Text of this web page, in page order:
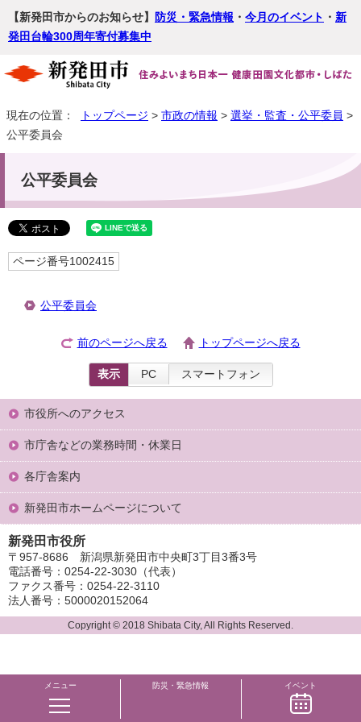
【新発田市からのお知らせ】 防災・緊急情報 ・ 今月のイベント ・ 新
発田台輪300周年寄付募集中
現在の位置： トップページ > 市政の情報 > 選挙・監査・公平委員 >
公平委員会
公平委員会
ページ番号1002415
公平委員会
前のページへ戻る トップページへ戻る
表示 PC スマートフォン
メニュー 防災・緊急情報 イベント
市役所へのアクセス
市庁舎などの業務時間・休業日
各庁舎案内
新発田市ホームページについて
新発田市役所
〒957-8686 新潟県新発田市中央町3丁目3番3号
電話番号：0254-22-3030（代表）
ファクス番号：0254-22-3110
法人番号：5000020152064
Copyright © 2018 Shibata City, All Rights Reserved.